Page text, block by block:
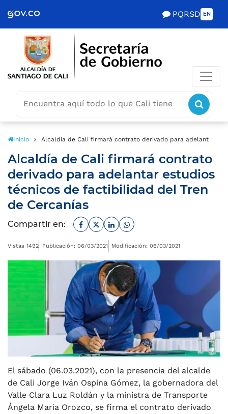
de Gobierno
PQRSD EN
icono
Inicio Alcaldía de Cali firmará contrato derivado para adelantar
Alcaldía de Cali firmará contrato
derivado para adelantar estudios
técnicos de factibilidad del Tren
de Cercanías
Compartir en: Facebook
TwitterLinkedinWhatsapp
Vistas 1492 Publicación: 06/03/2021 Modificación: 06/03/2021
El sábado (06.03.2021), con la presencia del alcalde
de Cali Jorge Iván Ospina Gómez, la gobernadora del
Valle Clara Luz Roldán y la ministra de Transporte
Ángela María Orozco, se firma el contrato derivado